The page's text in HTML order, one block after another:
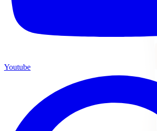
Youtube